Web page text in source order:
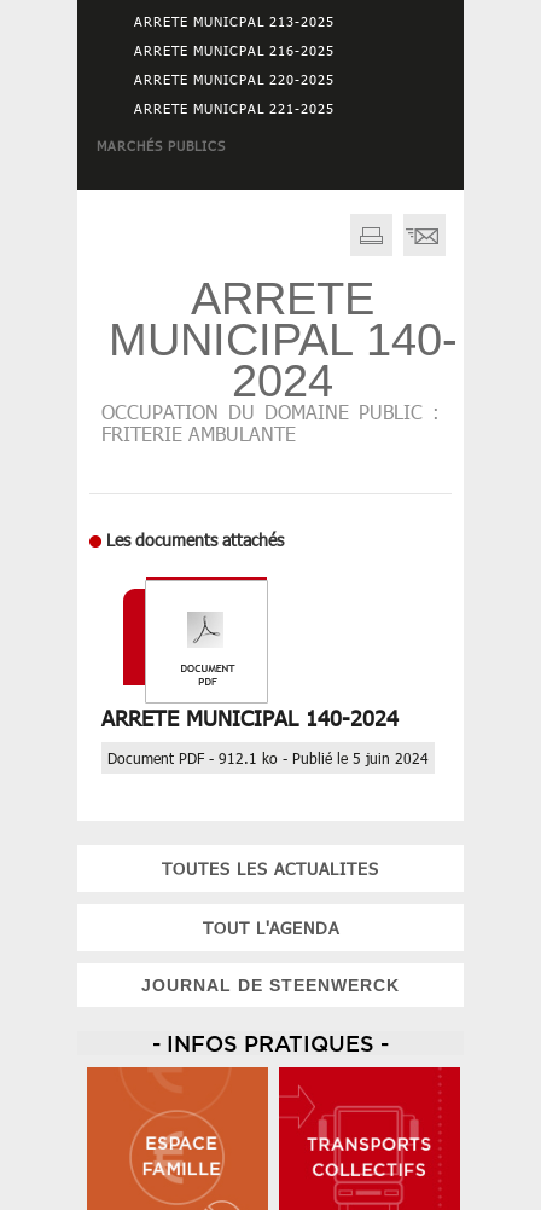
ARRETE MUNICPAL 213-2025
ARRETE MUNICPAL 216-2025
ARRETE MUNICPAL 220-2025
ARRETE MUNICPAL 221-2025
MARCHÉS PUBLICS
ARRETE
MUNICIPAL 140-
2024
OCCUPATION DU DOMAINE PUBLIC :
FRITERIE AMBULANTE
Les documents attachés
ARRETE MUNICIPAL 140-2024
Document PDF - 912.1 ko - Publié le 5 juin 2024
TOUTES LES ACTUALITES
TOUT L'AGENDA
JOURNAL DE STEENWERCK
- INFOS PRATIQUES -